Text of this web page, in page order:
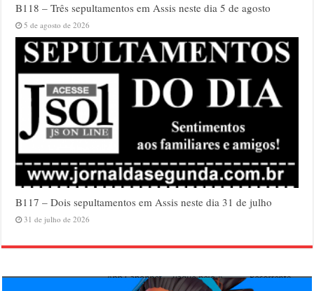
B118 – Três sepultamentos em Assis neste dia 5 de agosto
5 de agosto de 2026
B117 – Dois sepultamentos em Assis neste dia 31 de julho
31 de julho de 2026